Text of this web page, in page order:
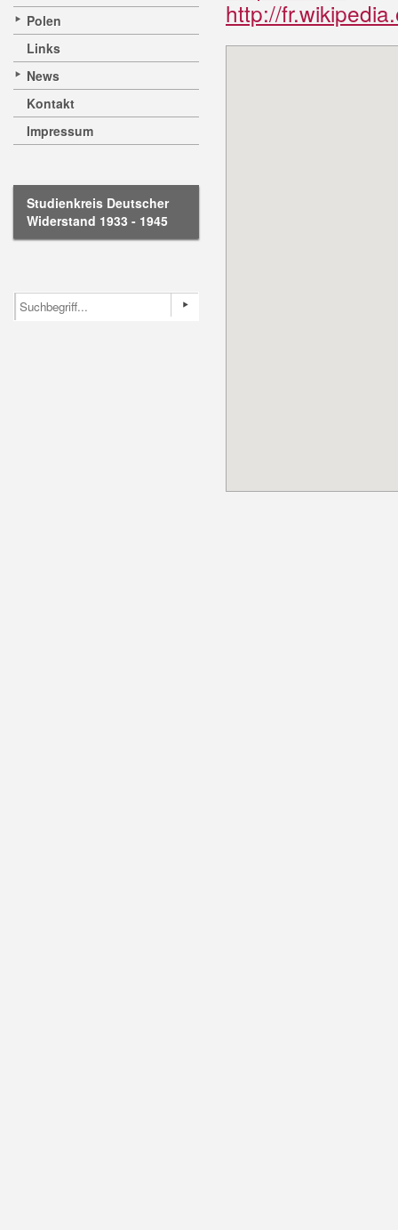
Polen
Links
News
Kontakt
Impressum
Studienkreis Deutscher
Widerstand 1933 - 1945
http://